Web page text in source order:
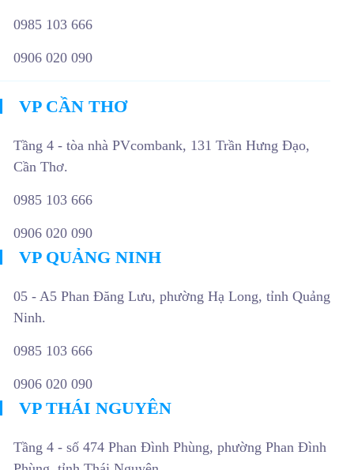
0985 103 666
0906 020 090
VP CẦN THƠ
Tầng 4 - tòa nhà PVcombank, 131 Trần Hưng Đạo,
Cần Thơ.
0985 103 666
0906 020 090
VP QUẢNG NINH
05 - A5 Phan Đăng Lưu, phường Hạ Long, tỉnh Quảng
Ninh.
0985 103 666
0906 020 090
VP THÁI NGUYÊN
Tầng 4 - số 474 Phan Đình Phùng, phường Phan Đình